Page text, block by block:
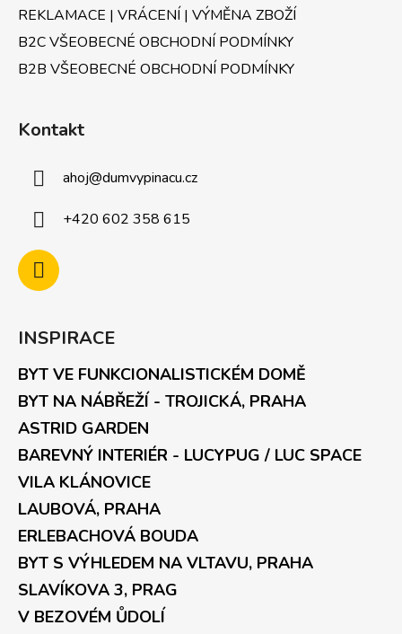
REKLAMACE | VRÁCENÍ | VÝMĚNA ZBOŽÍ
B2C VŠEOBECNÉ OBCHODNÍ PODMÍNKY
B2B VŠEOBECNÉ OBCHODNÍ PODMÍNKY
Kontakt
ahoj@dumvypinacu.cz
+420 602 358 615
INSPIRACE
BYT VE FUNKCIONALISTICKÉM DOMĚ
BYT NA NÁBŘEŽÍ - TROJICKÁ, PRAHA
ASTRID GARDEN
BAREVNÝ INTERIÉR - LUCYPUG / LUC SPACE
VILA KLÁNOVICE
LAUBOVÁ, PRAHA
ERLEBACHOVÁ BOUDA
BYT S VÝHLEDEM NA VLTAVU, PRAHA
SLAVÍKOVA 3, PRAG
V BEZOVÉM ŮDOLÍ